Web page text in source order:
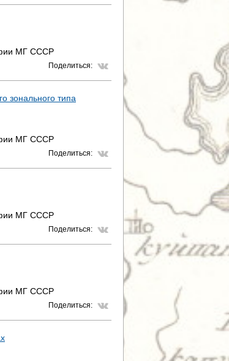
МГ СССР
Поделиться:
зонального типа
МГ СССР
Поделиться:
МГ СССР
Поделиться:
МГ СССР
Поделиться: